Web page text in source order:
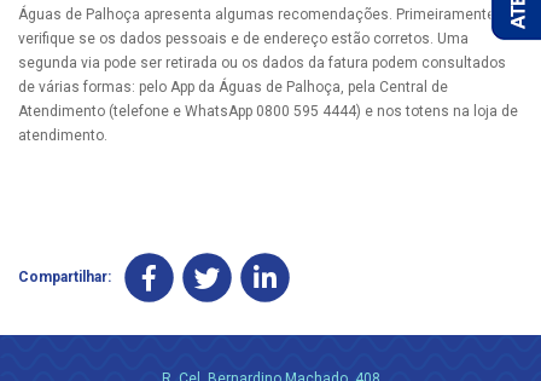
Águas de Palhoça apresenta algumas recomendações. Primeiramente,
verifique se os dados pessoais e de endereço estão corretos. Uma
segunda via pode ser retirada ou os dados da fatura podem consultados
de várias formas: pelo App da Águas de Palhoça, pela Central de
Atendimento (telefone e WhatsApp 0800 595 4444) e nos totens na loja de
atendimento.
Compartilhar: